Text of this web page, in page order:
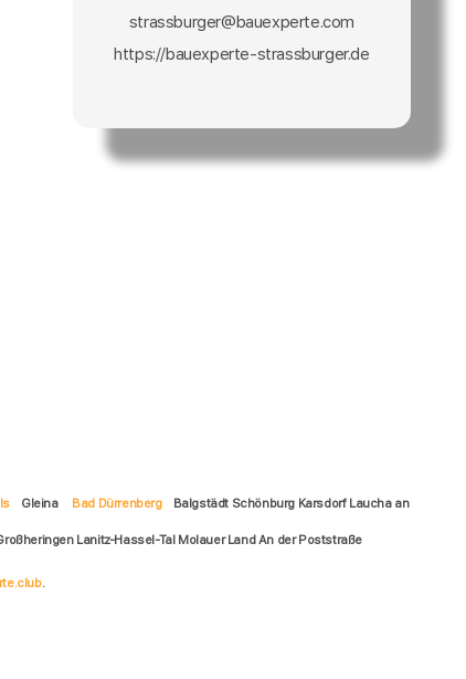
strassburger@bauexperte.com
https://bauexperte-strassburger.de
Gleina Bad Dürrenberg Balgstädt Schönburg Karsdorf Laucha an
Lanitz-Hassel-Tal Molauer Land An der Poststraße
.